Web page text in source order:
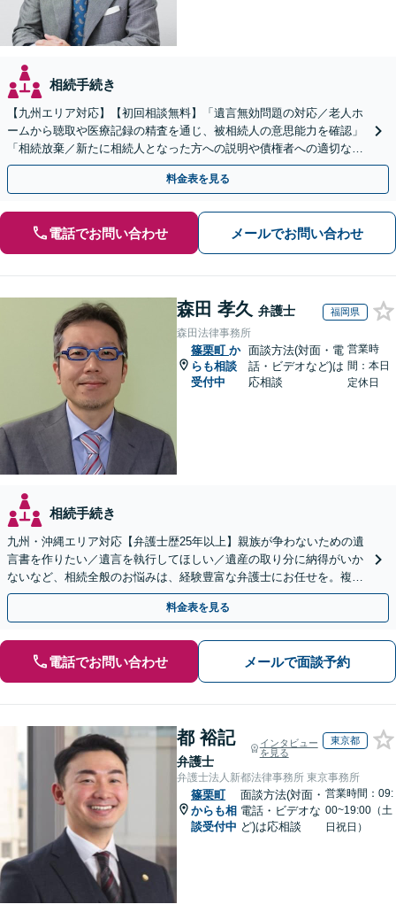
相続手続き
【九州エリア対応】【初回相談無料】「遺言無効問題の対応／老人ホ
ームから聴取や医療記録の精査を通じ、被相続人の意思能力を確認」
「相続放棄／新たに相続人となった方への説明や債権者への適切な対
応まで、きめ細やかにサポート」【休日・夜間相談可】
料金表を見る
電話でお問い合わせ メールでお問い合わせ
森田 孝久 弁護士 福岡県
森田法律事務所
篠栗町 か
らも相談
受付中
面談方法(対面・電
話・ビデオなど)は
応相談
営業時
間：本日
定休日
相続手続き
九州・沖縄エリア対応【弁護士歴25年以上】親族が争わないための遺
言書を作りたい／遺言を執行してほしい／遺産の取り分に納得がいか
ないなど、相続全般のお悩みは、経験豊富な弁護士にお任せを。複雑
な問題も粘り強く対応し、解決に導きます。
料金表を見る
電話でお問い合わせ メールで面談予約
都 裕記
弁護士
インタビュー
を見る
東京都
弁護士法人新都法律事務所 東京事務所
篠栗町
からも相
談受付中
面談方法(対面・
電話・ビデオな
ど)は応相談
営業時間：09:
00~19:00（土
日祝日）